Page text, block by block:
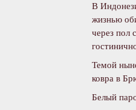
В
жизнью
через пол
Темой
ковра в
Белый